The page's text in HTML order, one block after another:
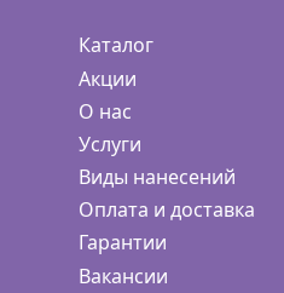
Каталог
Акции
О нас
Услуги
Виды нанесений
Оплата и доставка
Гарантии
Вакансии